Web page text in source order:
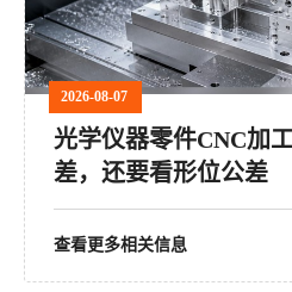
2026-08-07
光学仪器零件CNC加
差，还要看形位公差
查看更多相关信息